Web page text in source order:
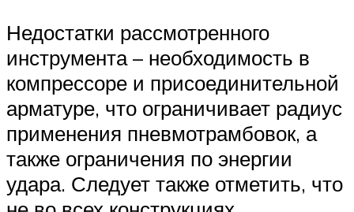
Недостатки рассмотренного
инструмента – необходимость в
компрессоре и присоединительной
арматуре, что ограничивает радиус
применения пневмотрамбовок, а
также ограничения по энергии
удара. Следует также отметить, что